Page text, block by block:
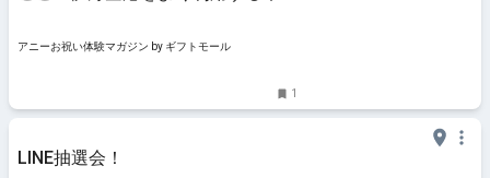
ン by ギフトモール
アニーお祝い体験マガジン by ギフトモール
1
LINE抽選会！